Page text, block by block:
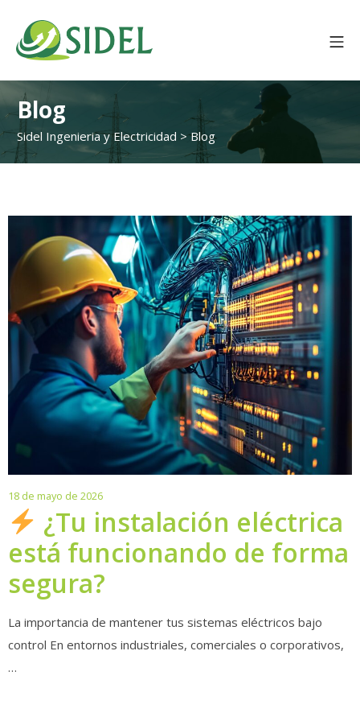
content
Sidel Ingenieria y
Blog
Sidel Ingenieria y Electricidad >Blog
18 de mayo de 202618
mayo
de
2026
¿Tu instalación eléctrica
está funcionando de forma
segura?
La importancia de mantener tus sistemas eléctricos bajo
control En entornos industriales, comerciales o corporativos,
…